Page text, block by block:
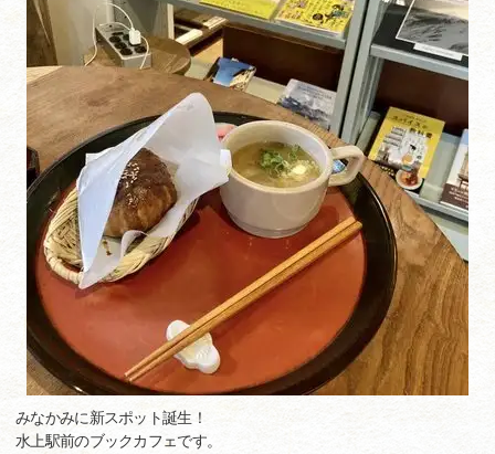
みなかみに新スポット誕生！
水上駅前のブックカフェです。